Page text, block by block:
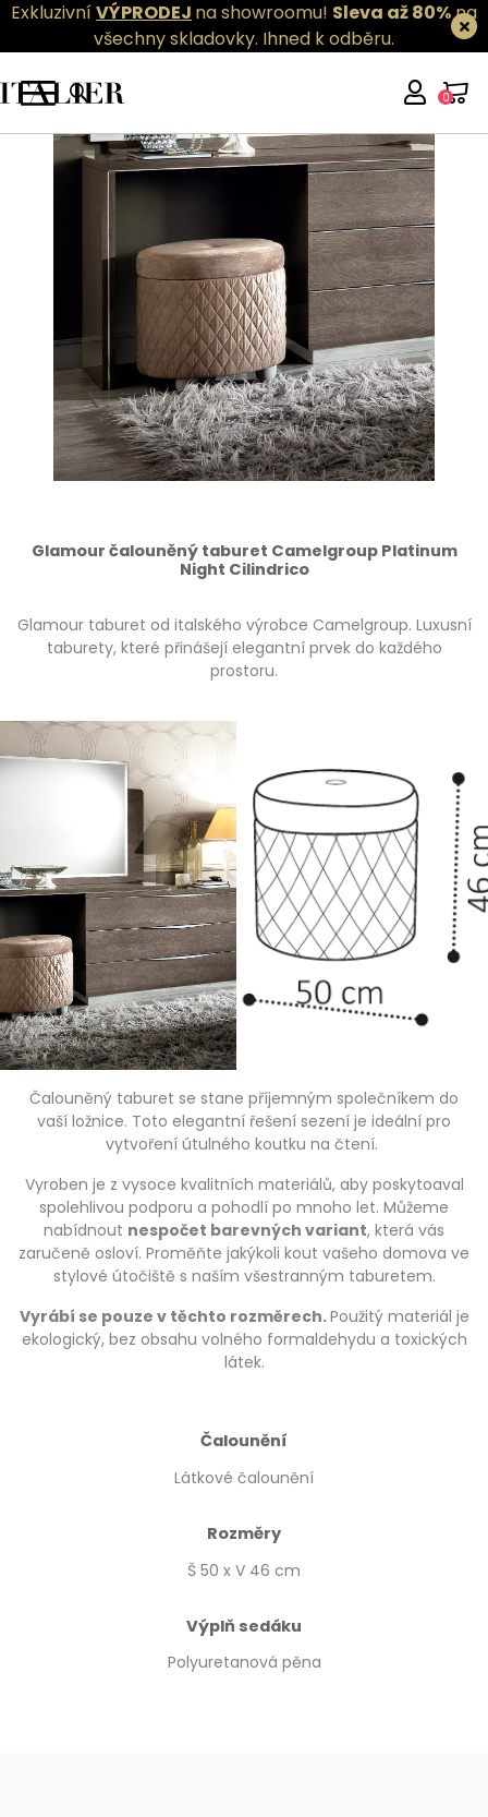
ExkluzivníVÝPRODEJ na showroomu! Sleva až 80%na
všechny skladovky. Ihned k odběru.
0
Glamour čalouněný taburet Camelgroup Platinum
Night Cilindrico
Glamour taburet od italského výrobce Camelgroup. Luxusní
taburety, které přinášejí elegantní prvek do každého
prostoru.
Čalouněný taburet se stane příjemným společníkem do
vaší ložnice. Toto elegantní řešení sezení je ideální pro
vytvoření útulného koutku na čtení.
Vyroben je z vysoce kvalitních materiálů, aby poskytoaval
spolehlivou podporu a pohodlí po mnoho let. Můžeme
nabídnout nespočet barevných variant, která vás
zaručeně osloví. Proměňte jakýkoli kout vašeho domova ve
stylové útočiště s naším všestranným taburetem.
Vyrábí se pouze v těchto rozměrech.Použitý materiál je
ekologický, bez obsahu volného formaldehydu a toxických
látek.
Čalounění
Látkové čalounění
Rozměry
Š 50 x V 46 cm
Výplň sedáku
Polyuretanová pěna